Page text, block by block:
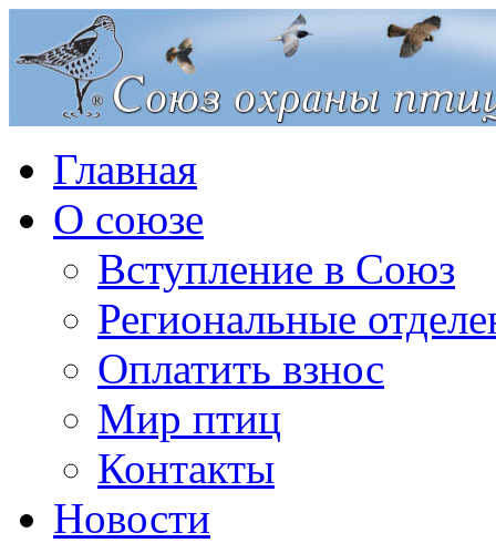
Главная
О союзе
Вступление в Союз
Региональные
Оплатить взнос
Мир птиц
Контакты
Новости